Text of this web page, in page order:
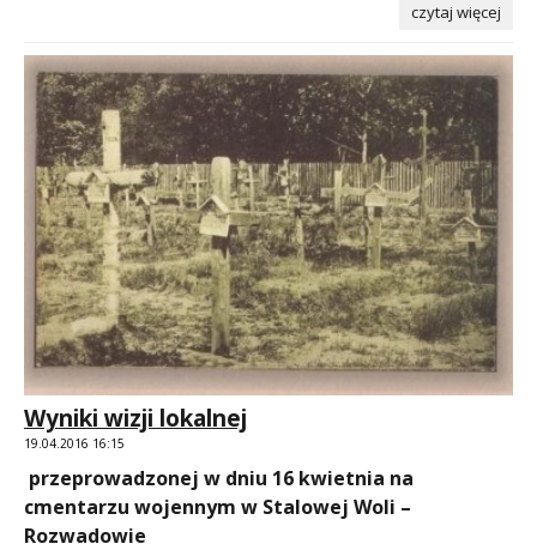
czytaj więcej
Wyniki wizji lokalnej
19.04.2016 16:15
przeprowadzonej w dniu 16 kwietnia na
cmentarzu wojennym w Stalowej Woli –
Rozwadowie